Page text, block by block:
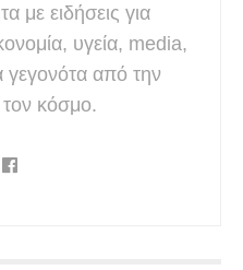
με ειδήσεις για
υγεία, media,
γεγονότα από την
κόσμο.